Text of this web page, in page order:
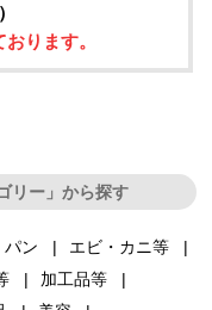
ります。
リー」から探す
パン
エビ・カニ等
加工品等